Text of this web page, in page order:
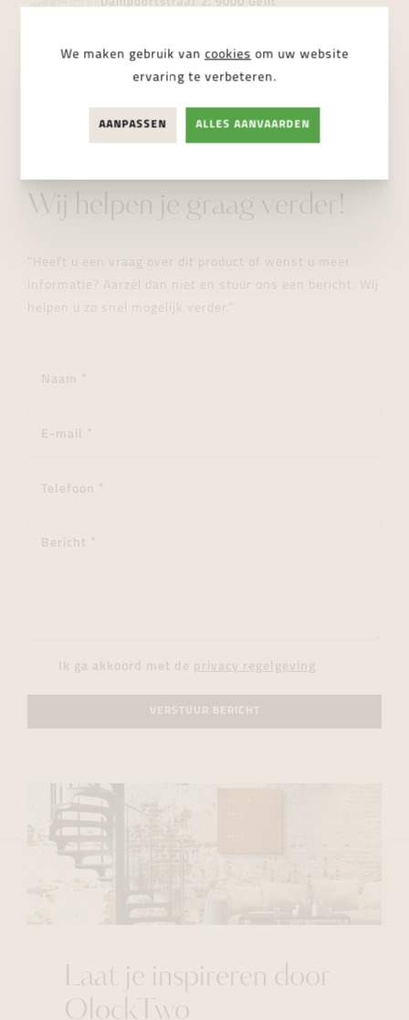
Dampoortstraat 2, 9000 Gent
Wij helpen je graag verder!
"Heeft u een vraag over dit product of wenst u meer
informatie? Aarzel dan niet en stuur ons een bericht. Wij
helpen u zo snel mogelijk verder."
Ik ga akkoord met de privacy regelgeving
VERSTUUR BERICHT
Laat je inspireren door
QlockTwo
We maken gebruik van cookies om uw website
ervaring te verbeteren.
AANPASSEN ALLES AANVAARDEN